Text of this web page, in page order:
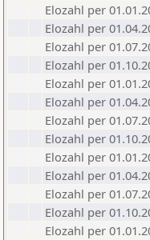
Elozahl per
Elozahl per
Elozahl per
Elozahl per
Elozahl per
Elozahl per
Elozahl per
Elozahl per
Elozahl per
Elozahl per
Elozahl per
Elozahl per
Elozahl per